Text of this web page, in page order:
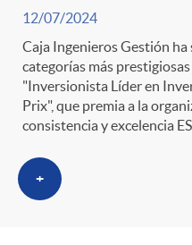
12/07/2024
Caja Ingenieros Gestión
categorías más
"Inversionista Líder en
Prix", que premia a la
consistencia y excelencia
+